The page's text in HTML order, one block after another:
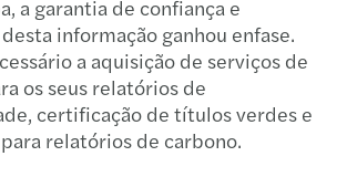
a garantia de confiança e
informação ganhou enfase.
a aquisição de serviços de
os seus relatórios de
certificação de títulos verdes e
relatórios de carbono.